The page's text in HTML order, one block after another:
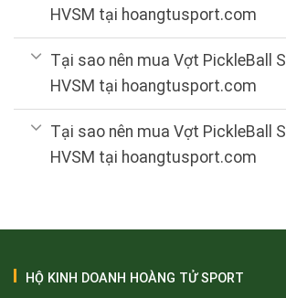
HVSM tại hoangtusport.com
Tại sao nên mua Vợt PickleBall
HVSM tại hoangtusport.com
Tại sao nên mua Vợt PickleBall
HVSM tại hoangtusport.com
HỘ KINH DOANH HOÀNG TỬ SPORT